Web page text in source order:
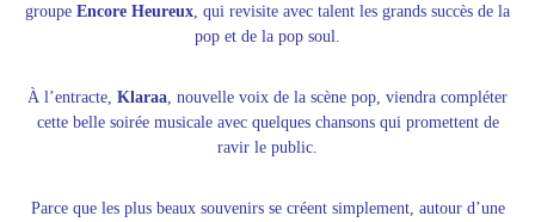
groupe Encore Heureux , qui revisite avec talent les grands succès de la
pop et de la pop soul.
À l’entracte, Klaraa , nouvelle voix de la scène pop, viendra compléter
cette belle soirée musicale avec quelques chansons qui promettent de
ravir le public.
Parce que les plus beaux souvenirs se créent simplement, autour d’une